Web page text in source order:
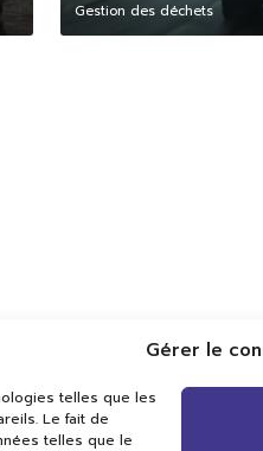
Gérer le
telles que les
Le fait de
telles que le
Gestion des déchets